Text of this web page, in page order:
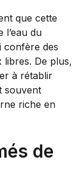
que cette
l’eau du
confère des
libres. De plus,
à rétablir
souvent
riche en
de